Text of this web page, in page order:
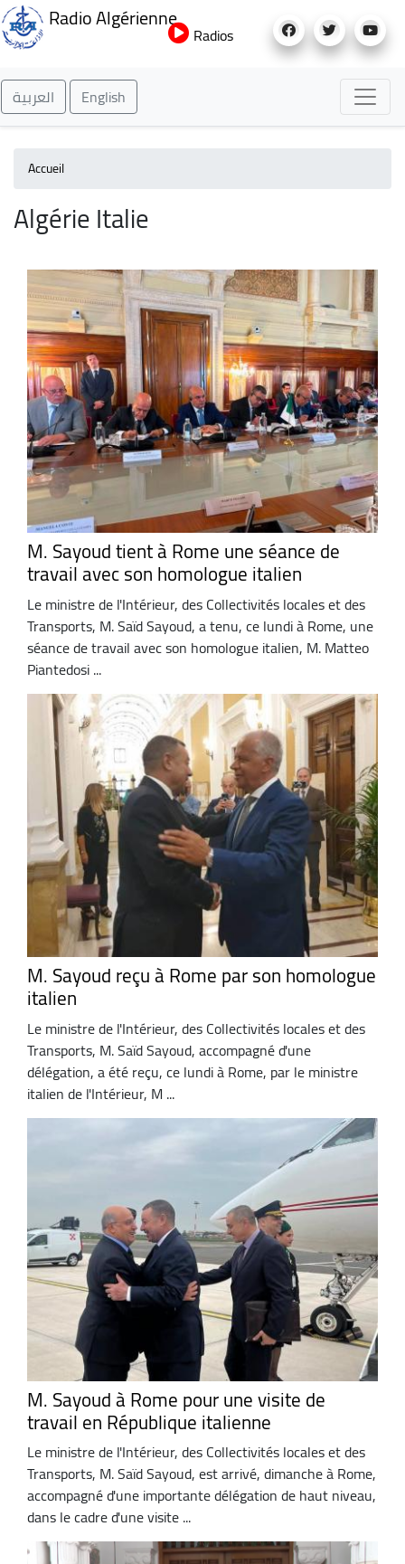
au
Radio Algérienne
Radios
العربية English
Accueil
Algérie Italie
M. Sayoud tient à Rome une séance de
travail avec son homologue italien
Le ministre de l'Intérieur, des Collectivités locales et des
Transports, M. Saïd Sayoud, a tenu, ce lundi à Rome, une
séance de travail avec son homologue italien, M. Matteo
Piantedosi ...
M. Sayoud reçu à Rome par son homologue
italien
Le ministre de l'Intérieur, des Collectivités locales et des
Transports, M. Saïd Sayoud, accompagné d'une
délégation, a été reçu, ce lundi à Rome, par le ministre
italien de l'Intérieur, M ...
M. Sayoud à Rome pour une visite de
travail en République italienne
Le ministre de l'Intérieur, des Collectivités locales et des
Transports, M. Saïd Sayoud, est arrivé, dimanche à Rome,
accompagné d'une importante délégation de haut niveau,
dans le cadre d'une visite ...